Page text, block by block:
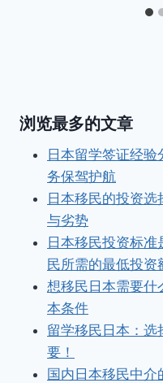
浏览最多的文章
日本留学签证经
务保驾护航
日本移民的投资
与劣势
日本移民投资标
民所需的最低投资
想移民日本需要什
本条件
留学移民日本：
要！
国内日本移民中